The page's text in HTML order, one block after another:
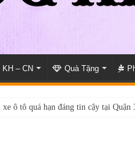
KH – CN Quà Tặng
ô tô quá hạn đáng tin cậy tại Quận
giấy phép lái xe hạng A (A2 cũ), A1